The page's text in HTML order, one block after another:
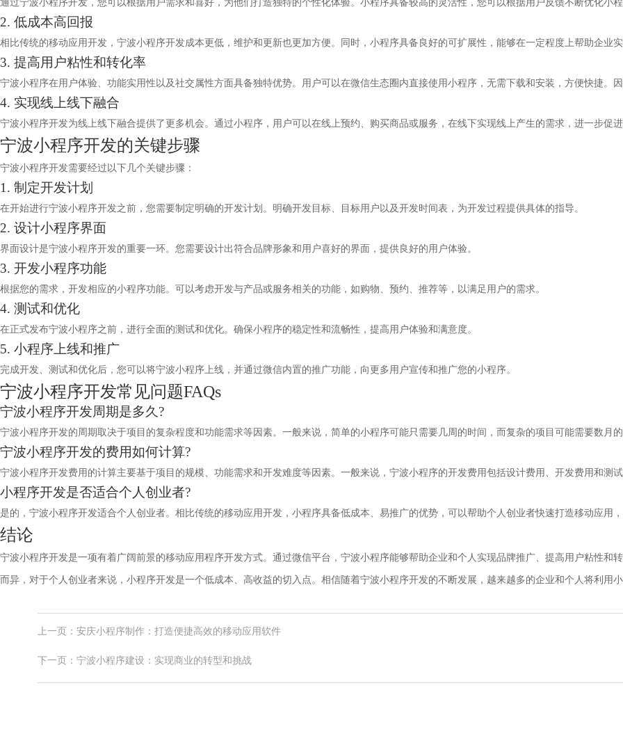
2. 低成本高回报
相比传统的移动应用开发，宁波小程序开发成本更低，维护和更新也更加方便。同时，小程序具备良好的可扩展性，能够在一定程度上帮助企业
3. 提高用户粘性和转化率
宁波小程序在用户体验、功能实用性以及社交属性方面具备独特优势。用户可以在微信生态圈内直接使用小程序，无需下载和安装，方便快捷。
4. 实现线上线下融合
宁波小程序开发为线上线下融合提供了更多机会。通过小程序，用户可以在线上预约、购买商品或服务，在线下实现线上产生的需求，进一步促
宁波小程序开发的关键步骤
宁波小程序开发需要经过以下几个关键步骤：
1. 制定开发计划
在开始进行宁波小程序开发之前，您需要制定明确的开发计划。明确开发目标、目标用户以及开发时间表，为开发过程提供具体的指导。
2. 设计小程序界面
界面设计是宁波小程序开发的重要一环。您需要设计出符合品牌形象和用户喜好的界面，提供良好的用户体验。
3. 开发小程序功能
根据您的需求，开发相应的小程序功能。可以考虑开发与产品或服务相关的功能，如购物、预约、推荐等，以满足用户的需求。
4. 测试和优化
在正式发布宁波小程序之前，进行全面的测试和优化。确保小程序的稳定性和流畅性，提高用户体验和满意度。
5. 小程序上线和推广
完成开发、测试和优化后，您可以将宁波小程序上线，并通过微信内置的推广功能，向更多用户宣传和推广您的小程序。
宁波小程序开发常见问题FAQs
宁波小程序开发周期是多久?
宁波小程序开发的周期取决于项目的复杂程度和功能需求等因素。一般来说，简单的小程序可能只需要几周的时间，而复杂的项目可能需要数月
宁波小程序开发的费用如何计算?
宁波小程序开发费用的计算主要基于项目的规模、功能需求和开发难度等因素。一般来说，宁波小程序的开发费用包括设计费用、开发费用和测
小程序开发是否适合个人创业者?
是的，宁波小程序开发适合个人创业者。相比传统的移动应用开发，小程序具备低成本、易推广的优势，可以帮助个人创业者快速打造移动应用
结论
宁波小程序开发是一项有着广阔前景的移动应用程序开发方式。通过微信平台，宁波小程序能够帮助企业和个人实现品牌推广、提高用户粘性和
而异，对于个人创业者来说，小程序开发是一个低成本、高收益的切入点。相信随着宁波小程序开发的不断发展，越来越多的企业和个人将利用
上一页：安庆小程序制作：打造便捷高效的移动应用软件
下一页：宁波小程序建设：实现商业的转型和挑战